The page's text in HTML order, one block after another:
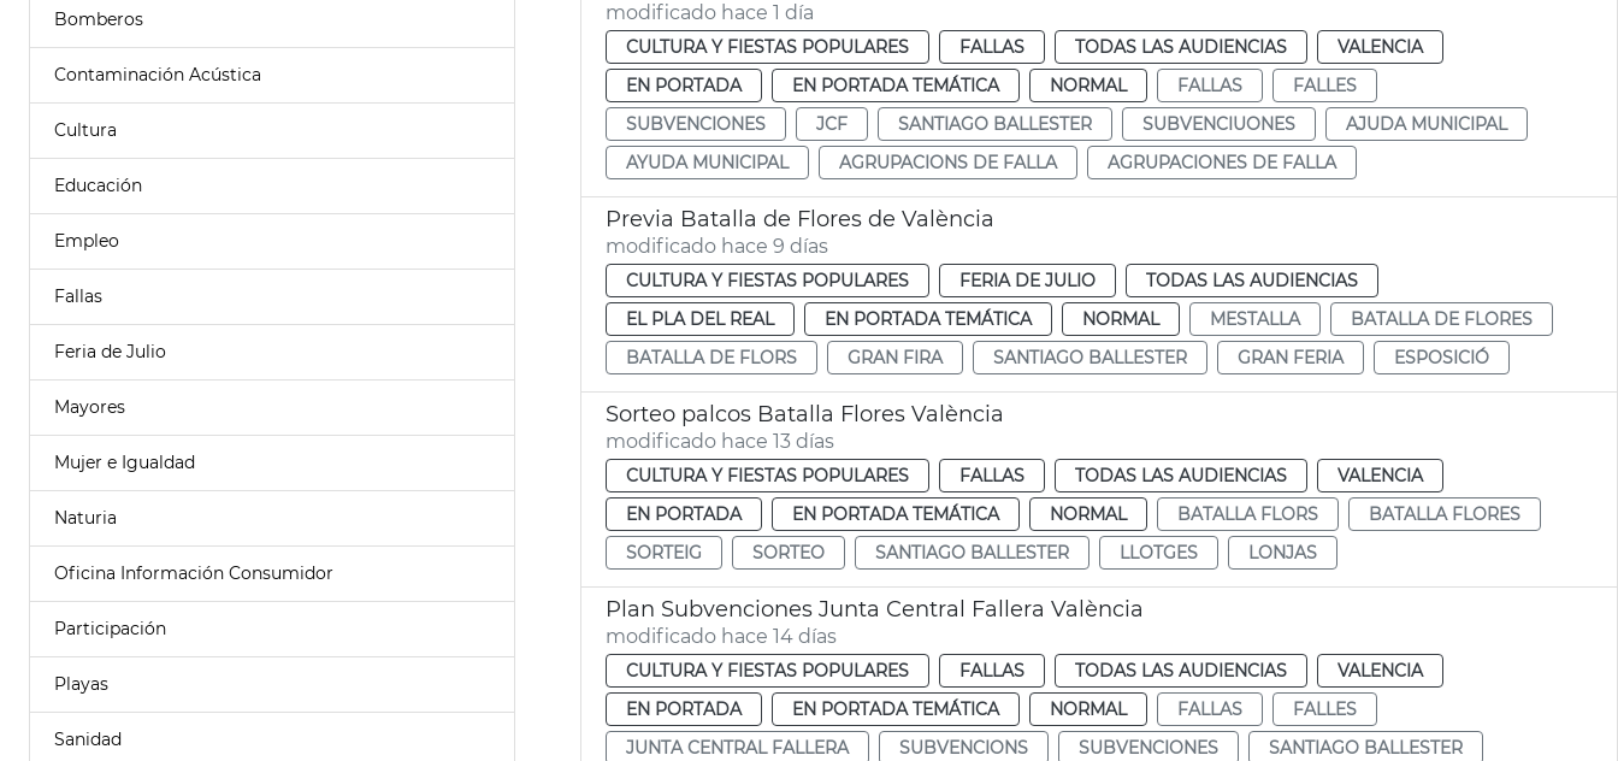
Bomberos
Contaminación Acústica
Cultura
Educación
Empleo
Fallas
Feria de Julio
Mayores
Mujer e Igualdad
Naturia
Oficina Información Consumidor
Participación
Playas
Sanidad
modificado hace 1 día
CULTURA Y FIESTAS POPULARES FALLAS TODAS LAS AUDIENCIAS
VALENCIA
EN PORTADA
EN PORTADA TEMÁTICA NORMAL FALLAS
FALLES
SUBVENCIONES
JCF SANTIAGO BALLESTER SUBVENCIUONES
AJUDA MUNICIPAL
AYUDA MUNICIPAL
AGRUPACIONS DE FALLA AGRUPACIONES DE FALLA
Previa Batalla de Flores de València
modificado hace 9 días
CULTURA Y FIESTAS POPULARES FERIA DE JULIO
TODAS LAS AUDIENCIAS
EL PLA DEL REAL
EN PORTADA TEMÁTICA NORMAL MESTALLA
BATALLA DE FLORES
BATALLA DE FLORS
GRAN FIRA SANTIAGO BALLESTER GRAN FERIA ESPOSICIÓ
Sorteo palcos Batalla Flores València
modificado hace 13 días
CULTURA Y FIESTAS POPULARES FALLAS TODAS LAS AUDIENCIAS
VALENCIA
EN PORTADA
EN PORTADA TEMÁTICA NORMAL BATALLA FLORS
BATALLA FLORES
SORTEIG
SORTEO SANTIAGO BALLESTER LLOTGES LONJAS
Plan Subvenciones Junta Central Fallera València
modificado hace 14 días
CULTURA Y FIESTAS POPULARES FALLAS TODAS LAS AUDIENCIAS
VALENCIA
EN PORTADA
EN PORTADA TEMÁTICA NORMAL FALLAS
FALLES
JUNTA CENTRAL FALLERA
SUBVENCIONS SUBVENCIONES SANTIAGO BALLESTER